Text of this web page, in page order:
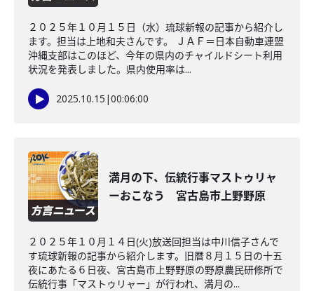
２０２５年１０月１５日（水）琉球新報の記事から紹介し
ます。担当は上地和夫さんです。 ＪＡＦ＝日本自動車連盟
沖縄支部はこのほど、今年の県内のチャイルドシート利用
状況を発表しました。県内使用率は...
2025.10.15 |00:06:00
満月の下、伝統行事マストゥリャ
ーおこなう 宮古島市上野野原
２０２５年１０月１４日(火)放送回担当は中川信子さんで
す琉球新報の記事から紹介します。旧暦８月１５日の十五
夜にあたる６日夜、宮古島市上野野原の野原農民研修所で
伝統行事「マストゥリャー」が行われ、満月の...